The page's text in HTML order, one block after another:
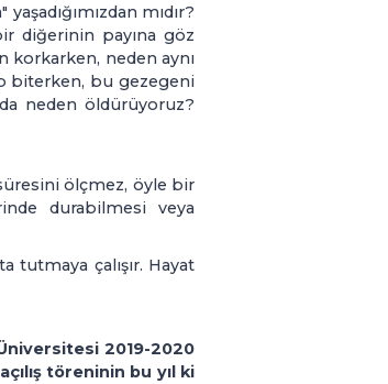
mıdır?
diğerinin payına göz
korkarken, neden aynı
biterken, bu gezegeni
neden öldürüyoruz?
ölçmez, öyle bir
durabilmesi veya
çalışır. Hayat
2019-2020
töreninin bu yıl ki